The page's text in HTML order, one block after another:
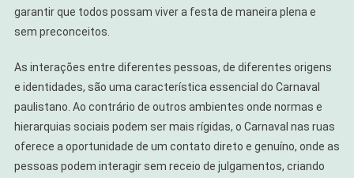
garantir que todos possam viver a festa de maneira plena e
sem preconceitos.
As interações entre diferentes pessoas, de diferentes origens
e identidades, são uma característica essencial do Carnaval
paulistano. Ao contrário de outros ambientes onde normas e
hierarquias sociais podem ser mais rígidas, o Carnaval nas ruas
oferece a oportunidade de um contato direto e genuíno, onde as
pessoas podem interagir sem receio de julgamentos, criando